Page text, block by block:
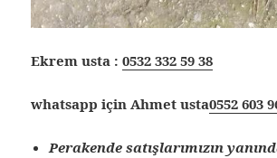
Ekrem usta :0532 332 59 38
whatsapp için Ahmet usta0552 603
Perakende satışlarımızın